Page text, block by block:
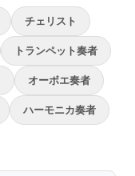
チェリスト
トランペット奏者
オーボエ奏者
ハーモニカ奏者